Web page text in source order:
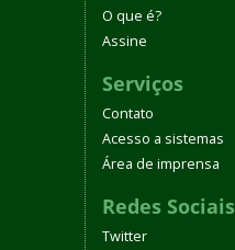
O que é?
Assine
Serviços
Contato
Acesso a sistemas
Área de imprensa
Redes Sociais
Twitter